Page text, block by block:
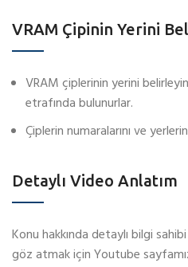
VRAM Çipinin Yerini
VRAM çiplerinin yerini
etrafında bulunurlar.
Çiplerin numaralarını ve
Detaylı Video Anlatım
Konu hakkında detaylı bilgi
göz atmak için Youtube